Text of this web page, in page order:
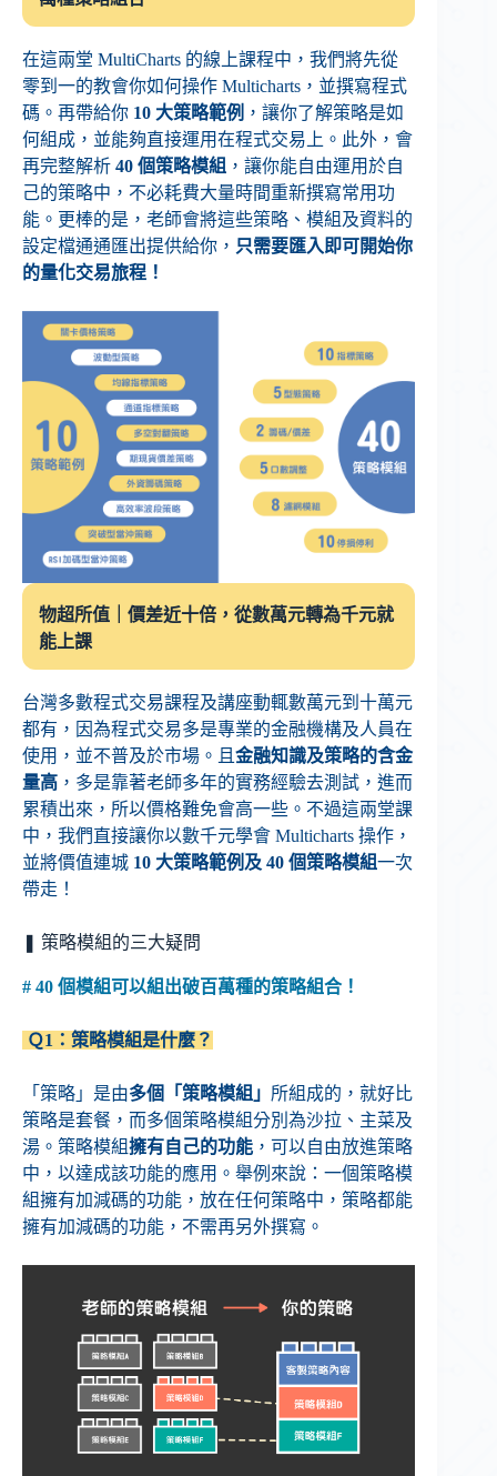
在這兩堂 MultiCharts 的線上課程中，我們將先從
零到一的教會你如何操作 Multicharts，並撰寫程式
碼。再帶給你 10 大策略範例 ，讓你了解策略是如
何組成，並能夠直接運用在程式交易上。此外，會
再完整解析 40 個策略模組 ，讓你能自由運用於自
己的策略中，不必耗費大量時間重新撰寫常用功
能。更棒的是，老師會將這些策略、模組及資料的
設定檔通通匯出提供給你， 只需要匯入即可開始你
的量化交易旅程！
物超所值｜價差近十倍，從數萬元轉為千元就
能上課
台灣多數程式交易課程及講座動輒數萬元到十萬元
都有，因為程式交易多是專業的金融機構及人員在
使用，並不普及於市場。且 金融知識及策略的含金
量高 ，多是靠著老師多年的實務經驗去測試，進而
累積出來，所以價格難免會高一些。不過這兩堂課
中，我們直接讓你以數千元學會 Multicharts 操作，
並將價值連城 10 大策略範例及 40 個策略模組一次
帶走！
❚ 策略模組的三大疑問
# 40 個模組可以組出破百萬種的策略組合！
Ｑ1：策略模組是什麼？
「策略」是由多個「策略模組」 所組成的，就好比
策略是套餐，而多個策略模組分別為沙拉、主菜及
湯。策略模組擁有自己的功能 ，可以自由放進策略
中，以達成該功能的應用。舉例來說：一個策略模
組擁有加減碼的功能，放在任何策略中，策略都能
擁有加減碼的功能，不需再另外撰寫。